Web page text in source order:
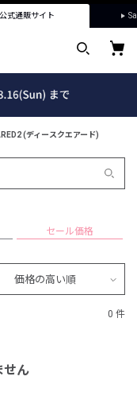
式通販サイト
(ディースクエアード)
セール価格
価格の高い順
0 件
せん